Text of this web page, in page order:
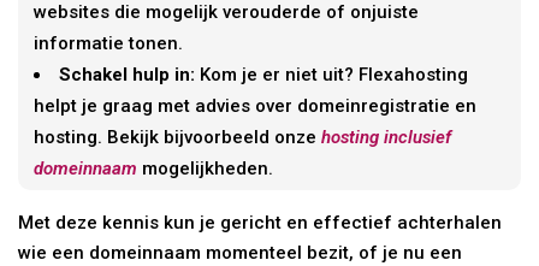
websites die mogelijk verouderde of onjuiste
informatie tonen.
Schakel hulp in: Kom je er niet uit? Flexahosting
helpt je graag met advies over domeinregistratie en
hosting. Bekijk bijvoorbeeld onzehosting inclusief
domeinnaam mogelijkheden.
Met deze kennis kun je gericht en effectief achterhalen
wie een domeinnaam momenteel bezit, of je nu een